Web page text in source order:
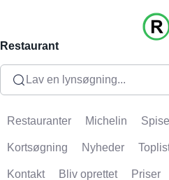
Restaurant
Lav en lynsøgning...
Restauranter Michelin
Kortsøgning Nyheder
Kontakt Bliv oprettet Priser